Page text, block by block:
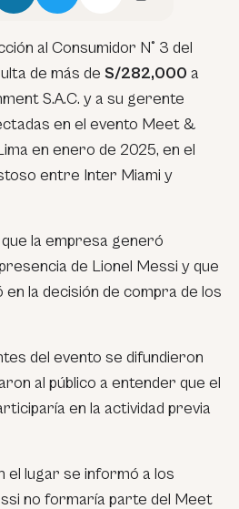
al Consumidor N° 3 del
de más de S/282,000 a
S.A.C. y a su gerente
en el evento Meet &
en enero de 2025, en el
entre Inter Miami y
la empresa generó
de Lionel Messi y que
la decisión de compra de los
del evento se difundieron
al público a entender que el
en la actividad previa
el lugar se informó a los
no formaría parte del Meet